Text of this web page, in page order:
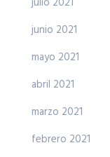
junio 2021
mayo 2021
abril 2021
marzo 2021
febrero 2021